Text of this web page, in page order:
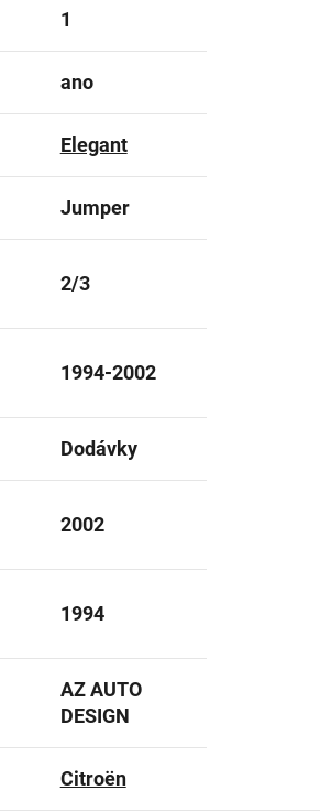
1
ano
Elegant
Jumper
2/3
1994-2002
Dodávky
2002
1994
AZ AUTO
DESIGN
Citroën